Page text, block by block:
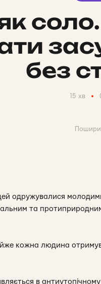
без
15 хв
одружувалися
та
кожна людина
в